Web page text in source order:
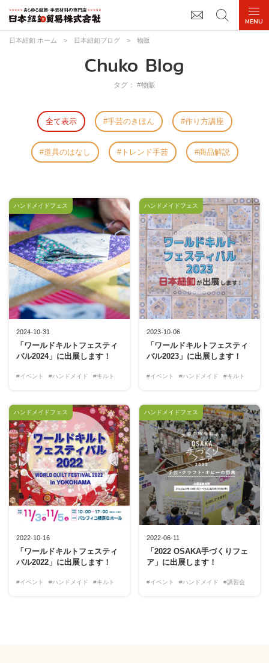
日本紐釦 ホーム > 日本紐釦ブログ > 物販
Chuko Blog
タグ： #物販
全て表示 手芸のきほん 作り方講座
道具のはなし トレンド手芸 商品解説
2024-10-31
「ワールドキルトフェスティ
バル2024」に出展します！
#イベント #ハンドメイド #キルト
ハンドメイドフェス
2023-10-06
「ワールドキルトフェスティ
バル2023」に出展します！
#イベント #ハンドメイド #キルト
ハンドメイドフェス
2022-10-16
「ワールドキルトフェスティ
バル2022」に出展します！
#イベント #ハンドメイド #キルト
ハンドメイドフェス
2022-06-11
「2022 OSAKA手づくりフェ
ア」に出展します！
#イベント #ハンドメイド #講習会
ハンドメイドフェス